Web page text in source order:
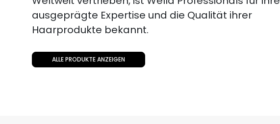
ausgeprägte Expertise und die Qualität ihrer
Haarprodukte bekannt.
ALLE PRODUKTE ANZEIGEN